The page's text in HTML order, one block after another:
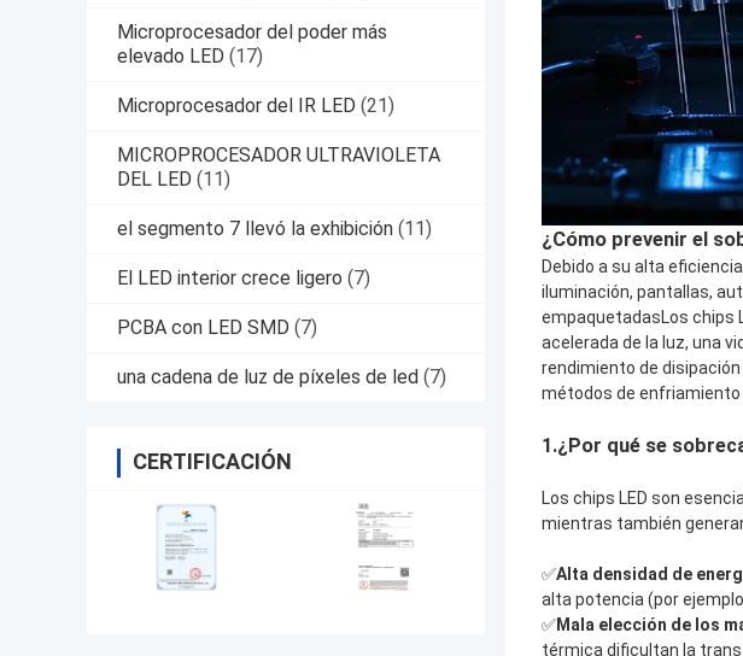
Microprocesador del poder más
elevado LED (17)
Microprocesador del IR LED (21)
MICROPROCESADOR ULTRAVIOLETA
DEL LED (11)
el segmento 7 llevó la exhibición (11)
El LED interior crece ligero (7)
PCBA con LED SMD (7)
una cadena de luz de píxeles de led (7)
CERTIFICACIÓN
¿Cómo prevenir el
Debido a su alta
iluminación, pantallas,
empaquetadasLos chips
acelerada de la luz, una
rendimiento de
métodos de
1.¿Por qué se
Los chips LED son
mientras también
✅Alta densidad de
alta potencia (por
✅Mala elección de los
térmica dificultan la